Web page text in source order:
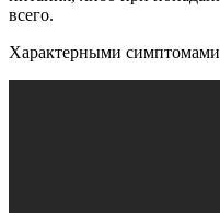
всего.
Характерными симптомами